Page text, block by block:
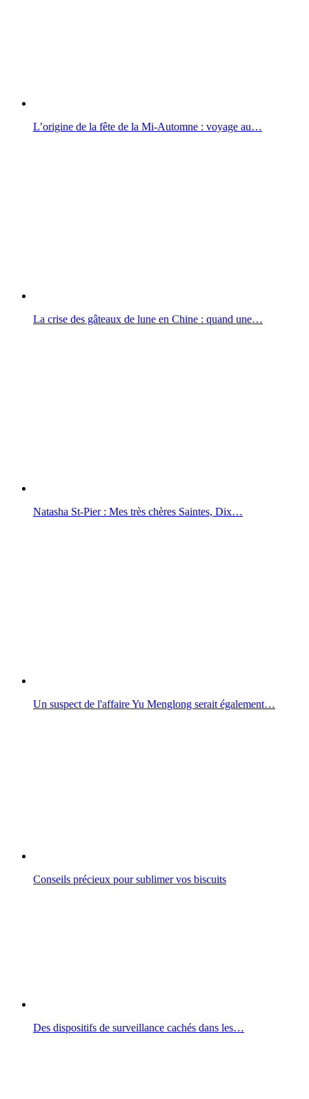
L’origine de la fête de la Mi-Automne : voyage au…
La crise des gâteaux de lune en Chine : quand une…
Natasha St-Pier : Mes très chères Saintes, Dix…
Un suspect de l'affaire Yu Menglong serait également…
Conseils précieux pour sublimer vos biscuits
Des dispositifs de surveillance cachés dans les…